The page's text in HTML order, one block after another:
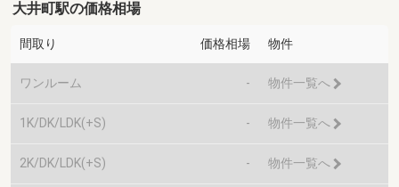
大井町駅の価格相場
間取り 価格相場 物件
ワンルーム - 物件一覧へ
1K/DK/LDK(+S) - 物件一覧へ
2K/DK/LDK(+S) - 物件一覧へ